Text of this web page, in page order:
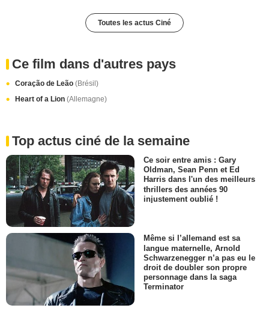
Toutes les actus Ciné
Ce film dans d'autres pays
Coração de Leão (Brésil)
Heart of a Lion (Allemagne)
Top actus ciné de la semaine
Ce soir entre amis : Gary
Oldman, Sean Penn et Ed
Harris dans l'un des meilleurs
thrillers des années 90
injustement oublié !
Même si l’allemand est sa
langue maternelle, Arnold
Schwarzenegger n’a pas eu le
droit de doubler son propre
personnage dans la saga
Terminator